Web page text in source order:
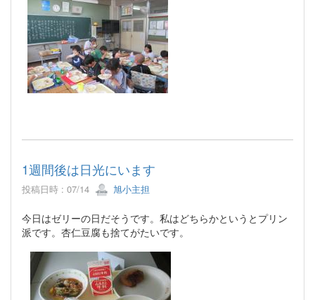
1週間後は日光にいます
投稿日時 : 07/14 旭小主担
今日はゼリーの日だそうです。私はどちらかというとプリン
派です。杏仁豆腐も捨てがたいです。